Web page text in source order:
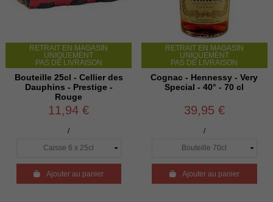
RETRAIT EN MAGASIN
UNIQUEMENT
PAS DE LIVRAISON
Bouteille 25cl - Cellier des
Dauphins - Prestige -
Rouge
11,94 €
/
Ajouter au panier
RETRAIT EN MAGASIN
UNIQUEMENT
PAS DE LIVRAISON
Cognac - Hennessy - Very
Special - 40° - 70 cl
39,95 €
/
Ajouter au panier